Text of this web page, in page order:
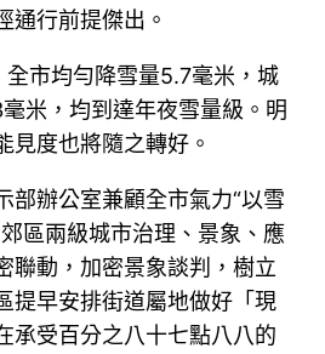
通行前提傑出。
全市均勻降雪量5.7毫米，城
米，均到達年夜雪量級。明
見度也將隨之轉好。
部辦公室兼顧全市氣力“以雪
區兩級城市治理、景象、應
聯動，加密景象談判，樹立
提早安排街道屬地做好「現
承受百分之八十七點八八的